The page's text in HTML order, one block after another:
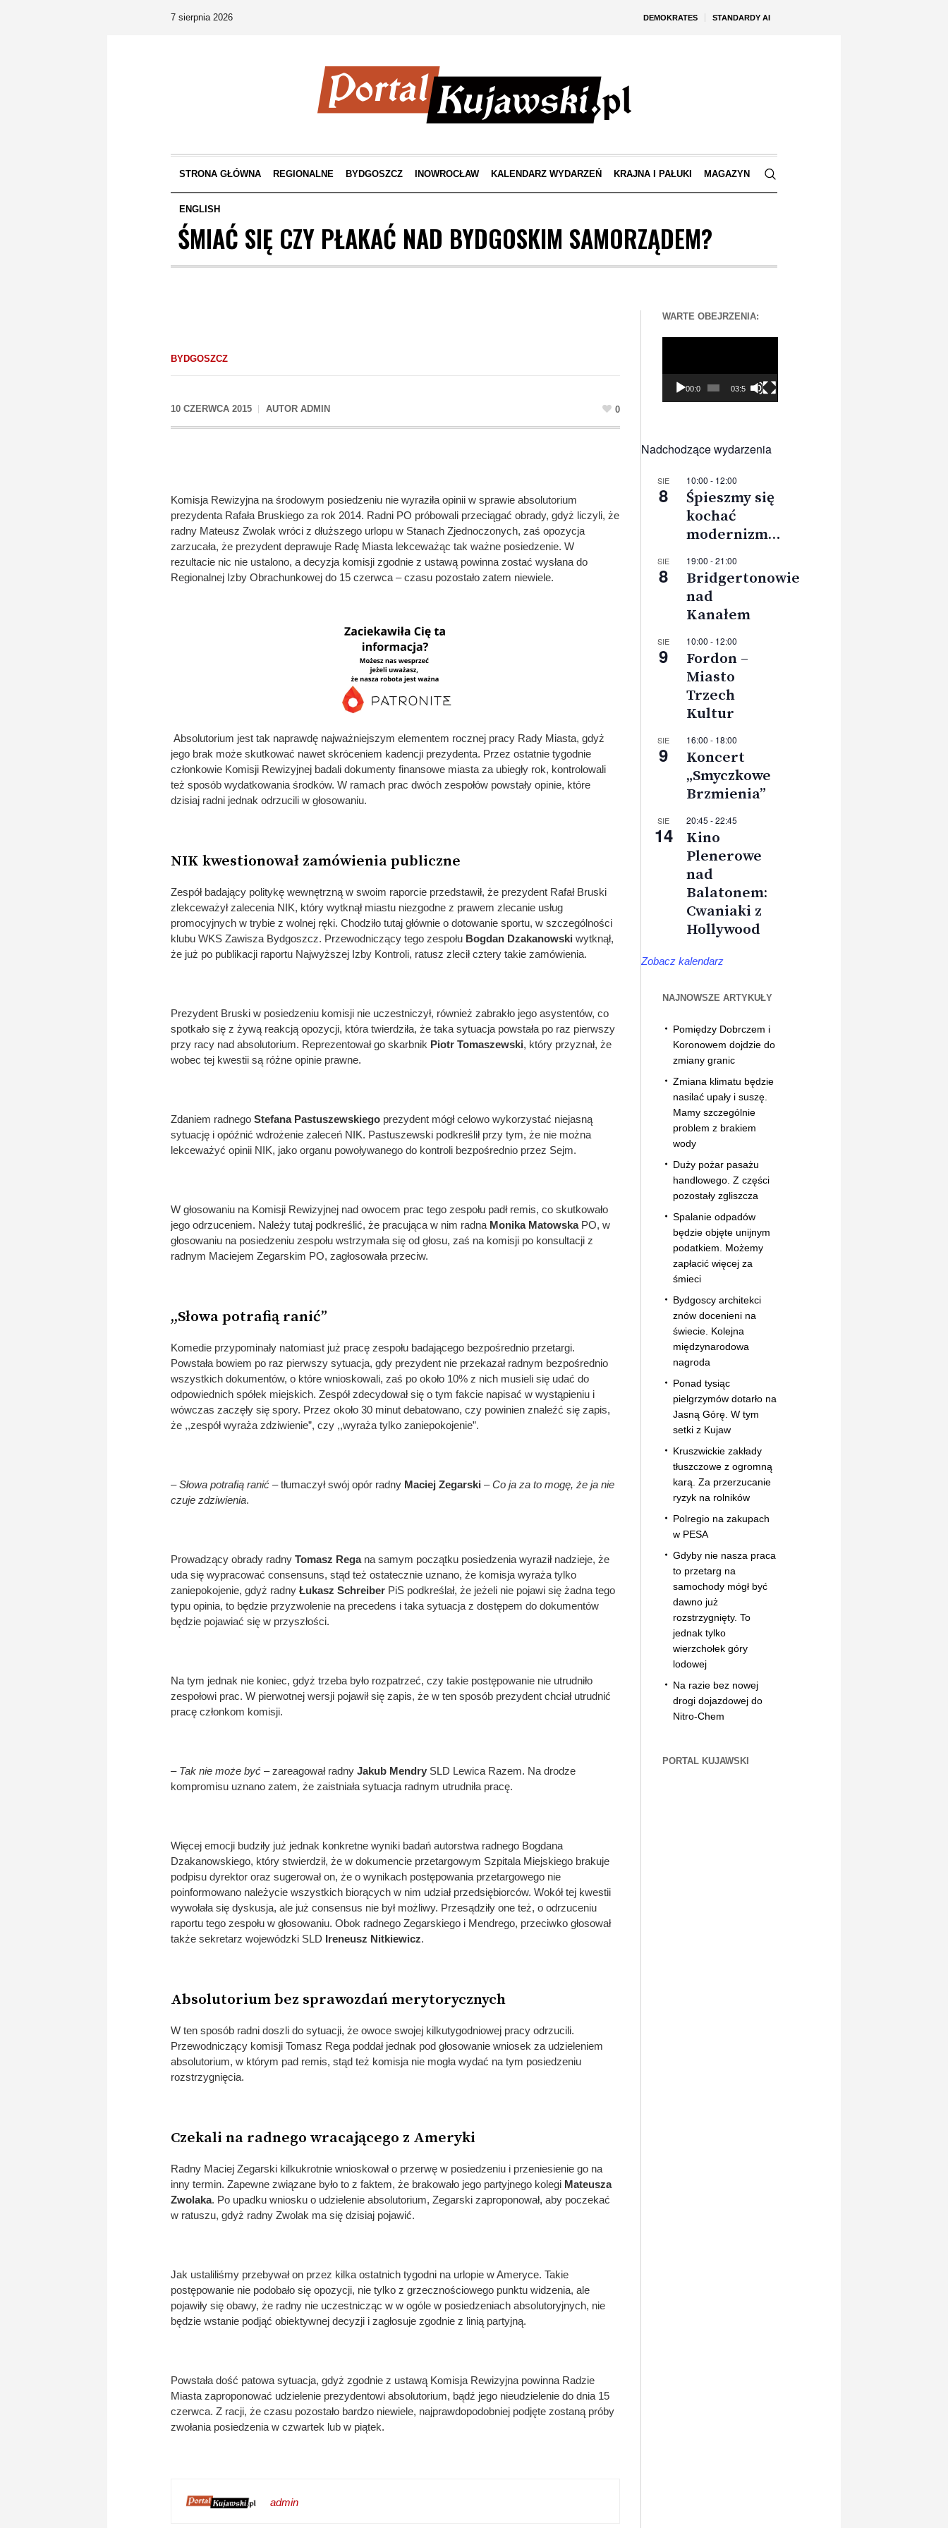
DEMOKRATES STANDARDY AI
7 sierpnia 2026
STRONA GŁÓWNA REGIONALNE BYDGOSZCZ INOWROCŁAW KALENDARZ WYDARZEŃ KRAJNA I PAŁUKI MAGAZYN
ENGLISH
ŚMIAĆ SIĘ CZY PŁAKAĆ NAD BYDGOSKIM SAMORZĄDEM?
BYDGOSZCZ
10 CZERWCA 2015 AUTOR ADMIN 0
Komisja Rewizyjna na środowym posiedzeniu nie wyraziła opinii w sprawie absolutorium
prezydenta Rafała Bruskiego za rok 2014. Radni PO próbowali przeciągać obrady, gdyż liczyli, że
radny Mateusz Zwolak wróci z dłuższego urlopu w Stanach Zjednoczonych, zaś opozycja
zarzucała, że prezydent deprawuje Radę Miasta lekceważąc tak ważne posiedzenie. W
rezultacie nic nie ustalono, a decyzja komisji zgodnie z ustawą powinna zostać wysłana do
Regionalnej Izby Obrachunkowej do 15 czerwca – czasu pozostało zatem niewiele.
Absolutorium jest tak naprawdę najważniejszym elementem rocznej pracy Rady Miasta, gdyż
jego brak może skutkować nawet skróceniem kadencji prezydenta. Przez ostatnie tygodnie
członkowie Komisji Rewizyjnej badali dokumenty finansowe miasta za ubiegły rok, kontrolowali
też sposób wydatkowania środków. W ramach prac dwóch zespołów powstały opinie, które
dzisiaj radni jednak odrzucili w głosowaniu.
NIK kwestionował zamówienia publiczne
Zespół badający politykę wewnętrzną w swoim raporcie przedstawił, że prezydent Rafał Bruski
zlekceważył zalecenia NIK, który wytknął miastu niezgodne z prawem zlecanie usług
promocyjnych w trybie z wolnej ręki. Chodziło tutaj głównie o dotowanie sportu, w szczególności
klubu WKS Zawisza Bydgoszcz. Przewodniczący tego zespołu Bogdan Dzakanowski wytknął,
że już po publikacji raportu Najwyższej Izby Kontroli, ratusz zlecił cztery takie zamówienia.
Prezydent Bruski w posiedzeniu komisji nie uczestniczył, również zabrakło jego asystentów, co
spotkało się z żywą reakcją opozycji, która twierdziła, że taka sytuacja powstała po raz pierwszy
przy racy nad absolutorium. Reprezentował go skarbnik Piotr Tomaszewski, który przyznał, że
wobec tej kwestii są różne opinie prawne.
Zdaniem radnego Stefana Pastuszewskiego prezydent mógł celowo wykorzystać niejasną
sytuację i opóźnić wdrożenie zaleceń NIK. Pastuszewski podkreślił przy tym, że nie można
lekceważyć opinii NIK, jako organu powoływanego do kontroli bezpośrednio przez Sejm.
W głosowaniu na Komisji Rewizyjnej nad owocem prac tego zespołu padł remis, co skutkowało
jego odrzuceniem. Należy tutaj podkreślić, że pracująca w nim radna Monika MatowskaPO, w
głosowaniu na posiedzeniu zespołu wstrzymała się od głosu, zaś na komisji po konsultacji z
radnym Maciejem Zegarskim PO, zagłosowała przeciw.
,,Słowa potrafią ranić”
Komedie przypominały natomiast już pracę zespołu badającego bezpośrednio przetargi.
Powstała bowiem po raz pierwszy sytuacja, gdy prezydent nie przekazał radnym bezpośrednio
wszystkich dokumentów, o które wnioskowali, zaś po około 10% z nich musieli się udać do
odpowiednich spółek miejskich. Zespół zdecydował się o tym fakcie napisać w wystąpieniu i
wówczas zaczęły się spory. Przez około 30 minut debatowano, czy powinien znaleźć się zapis,
że ,,zespół wyraża zdziwienie”, czy ,,wyraża tylko zaniepokojenie”.
– Słowa potrafią ranić – tłumaczył swój opór radny Maciej Zegarski –Co ja za to mogę, że ja nie
czuje zdziwienia.
Prowadzący obrady radny Tomasz Regana samym początku posiedzenia wyraził nadzieje, że
uda się wypracować consensuns, stąd też ostatecznie uznano, że komisja wyraża tylko
zaniepokojenie, gdyż radny Łukasz Schreiber PiS podkreślał, że jeżeli nie pojawi się żadna tego
typu opinia, to będzie przyzwolenie na precedens i taka sytuacja z dostępem do dokumentów
będzie pojawiać się w przyszłości.
Na tym jednak nie koniec, gdyż trzeba było rozpatrzeć, czy takie postępowanie nie utrudniło
zespołowi prac. W pierwotnej wersji pojawił się zapis, że w ten sposób prezydent chciał utrudnić
pracę członkom komisji.
– Tak nie może być – zareagował radny Jakub Mendry SLD Lewica Razem. Na drodze
kompromisu uznano zatem, że zaistniała sytuacja radnym utrudniła pracę.
Więcej emocji budziły już jednak konkretne wyniki badań autorstwa radnego Bogdana
Dzakanowskiego, który stwierdził, że w dokumencie przetargowym Szpitala Miejskiego brakuje
podpisu dyrektor oraz sugerował on, że o wynikach postępowania przetargowego nie
poinformowano należycie wszystkich biorących w nim udział przedsiębiorców. Wokół tej kwestii
wywołała się dyskusja, ale już consensus nie był możliwy. Przesądziły one też, o odrzuceniu
raportu tego zespołu w głosowaniu. Obok radnego Zegarskiego i Mendrego, przeciwko głosował
także sekretarz wojewódzki SLD Ireneusz Nitkiewicz.
Absolutorium bez sprawozdań merytorycznych
W ten sposób radni doszli do sytuacji, że owoce swojej kilkutygodniowej pracy odrzucili.
Przewodniczący komisji Tomasz Rega poddał jednak pod głosowanie wniosek za udzieleniem
absolutorium, w którym pad remis, stąd też komisja nie mogła wydać na tym posiedzeniu
rozstrzygnięcia.
Czekali na radnego wracającego z Ameryki
Radny Maciej Zegarski kilkukrotnie wnioskował o przerwę w posiedzeniu i przeniesienie go na
inny termin. Zapewne związane było to z faktem, że brakowało jego partyjnego kolegi Mateusza
Zwolaka. Po upadku wniosku o udzielenie absolutorium, Zegarski zaproponował, aby poczekać
w ratuszu, gdyż radny Zwolak ma się dzisiaj pojawić.
Jak ustaliliśmy przebywał on przez kilka ostatnich tygodni na urlopie w Ameryce. Takie
postępowanie nie podobało się opozycji, nie tylko z grzecznościowego punktu widzenia, ale
pojawiły się obawy, że radny nie uczestnicząc w w ogóle w posiedzeniach absolutoryjnych, nie
będzie wstanie podjąć obiektywnej decyzji i zagłosuje zgodnie z linią partyjną.
Powstała dość patowa sytuacja, gdyż zgodnie z ustawą Komisja Rewizyjna powinna Radzie
Miasta zaproponować udzielenie prezydentowi absolutorium, bądź jego nieudzielenie do dnia 15
czerwca. Z racji, że czasu pozostało bardzo niewiele, najprawdopodobniej podjęte zostaną próby
zwołania posiedzenia w czwartek lub w piątek.
admin
WARTE OBEJRZENIA:
00:00 03:56
Nadchodzące wydarzenia
SIE
8
10:00 - 12:00
Śpieszmy się
kochać
modernizm…
SIE
8
19:00 -21:00
Bridgertonowie
nad
Kanałem
SIE
9
10:00 - 12:00
Fordon –
Miasto
Trzech
Kultur
SIE
9
16:00 - 18:00
Koncert
„Smyczkowe
Brzmienia”
SIE
14
20:45 -22:45
Kino
Plenerowe
nad
Balatonem:
Cwaniaki z
Hollywood
Zobacz kalendarz
NAJNOWSZE ARTYKUŁY
Pomiędzy Dobrczem i
Koronowem dojdzie do
zmiany granic
Zmiana klimatu będzie
nasilać upały i suszę.
Mamy szczególnie
problem z brakiem
wody
Duży pożar pasażu
handlowego. Z części
pozostały zgliszcza
Spalanie odpadów
będzie objęte unijnym
podatkiem. Możemy
zapłacić więcej za
śmieci
Bydgoscy architekci
znów docenieni na
świecie. Kolejna
międzynarodowa
nagroda
Ponad tysiąc
pielgrzymów dotarło na
Jasną Górę. W tym
setki z Kujaw
Kruszwickie zakłady
tłuszczowe z ogromną
karą. Za przerzucanie
ryzyk na rolników
Polregio na zakupach
w PESA
Gdyby nie nasza praca
to przetarg na
samochody mógł być
dawno już
rozstrzygnięty. To
jednak tylko
wierzchołek góry
lodowej
Na razie bez nowej
drogi dojazdowej do
Nitro-Chem
PORTAL KUJAWSKI